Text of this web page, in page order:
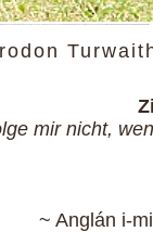
mir nicht,
~ Anglán i-